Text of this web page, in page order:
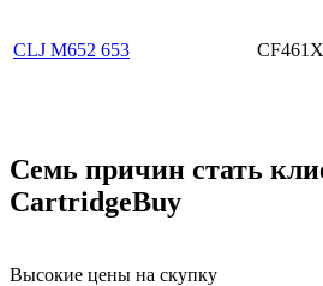
CLJ M652 653
Семь причин стать
CartridgeBuy
Высокие цены на скупку